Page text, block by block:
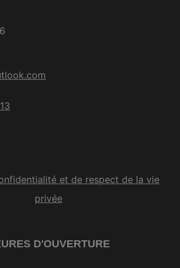
et de respect de la vie
privée
D'OUVERTURE